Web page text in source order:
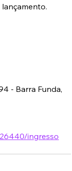
lançamento.
- Barra Funda,
ingresso